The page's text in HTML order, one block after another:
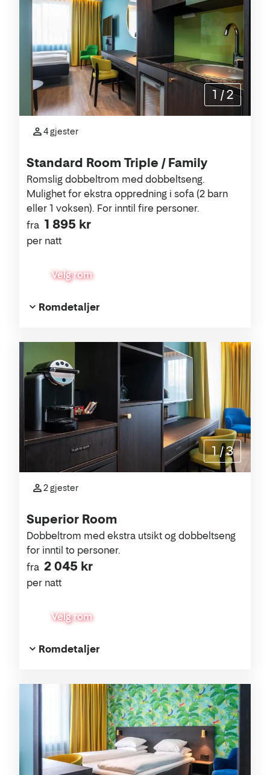
Standard Room Triple / Family
fra 1 895 kr
per natt
Romslig dobbeltrom med dobbeltseng.
Mulighet for ekstra oppredning i sofa (2 barn
eller 1 voksen). For inntil fire personer.
Velg rom
4 gjester
Romdetaljer
1 /2
Superior Room
fra 2 045 kr
per natt
Dobbeltrom med ekstra utsikt og dobbeltseng
for inntil to personer.
Velg rom
2 gjester
Romdetaljer
1 /3